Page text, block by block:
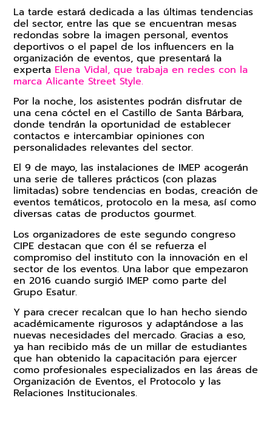
La tarde estará dedicada a las últimas tendencias
del sector, entre las que se encuentran mesas
redondas sobre la imagen personal, eventos
deportivos o el papel de los influencers en la
organización de eventos, que presentará la
experta Elena Vidal, que trabaja en redes con la
marca Alicante Street Style.
Por la noche, los asistentes podrán disfrutar de
una cena cóctel en el Castillo de Santa Bárbara,
donde tendrán la oportunidad de establecer
contactos e intercambiar opiniones con
personalidades relevantes del sector.
El 9 de mayo, las instalaciones de IMEP acogerán
una serie de talleres prácticos (con plazas
limitadas) sobre tendencias en bodas, creación de
eventos temáticos, protocolo en la mesa, así como
diversas catas de productos gourmet.
Los organizadores de este segundo congreso
CIPE destacan que con él se refuerza el
compromiso del instituto con la innovación en el
sector de los eventos. Una labor que empezaron
en 2016 cuando surgió IMEP como parte del
Grupo Esatur.
Y para crecer recalcan que lo han hecho siendo
académicamente rigurosos y adaptándose a las
nuevas necesidades del mercado. Gracias a eso,
ya han recibido más de un millar de estudiantes
que han obtenido la capacitación para ejercer
como profesionales especializados en las áreas de
Organización de Eventos, el Protocolo y las
Relaciones Institucionales.